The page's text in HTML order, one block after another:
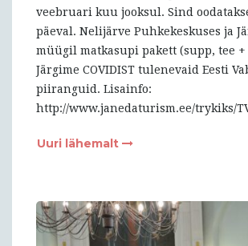
veebruari kuu jooksul. Sind
päeval. Nelijärve Puhkekeskuses ja
müügil matkasupi pakett (supp, tee
Järgime COVIDIST tulenevaid Eesti
piiranguid. Lisainfo:
http://www.janedaturism.ee/trykiks/
Uuri lähemalt